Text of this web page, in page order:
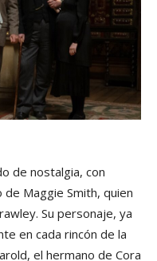
de nostalgia, con
Maggie Smith, quien
Su personaje, ya
en cada rincón de la
el hermano de Cora